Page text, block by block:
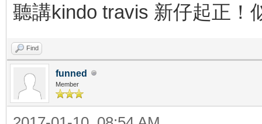
聽講kindo travis 新仔起正！
Find
funned
Member